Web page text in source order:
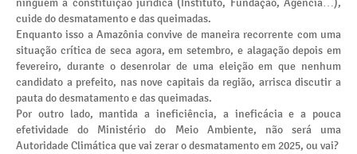
ninguém a constituição jurídica (Instituto, Fundação, Agência…),
cuide do desmatamento e das queimadas.
Enquanto isso a Amazônia convive de maneira recorrente com uma
situação crítica de seca agora, em setembro, e alagação depois em
fevereiro, durante o desenrolar de uma eleição em que nenhum
candidato a prefeito, nas nove capitais da região, arrisca discutir a
pauta do desmatamento e das queimadas.
Por outro lado, mantida a ineficiência, a ineficácia e a pouca
efetividade do Ministério do Meio Ambiente, não será uma
Autoridade Climática que vai zerar o desmatamento em 2025, ou vai?